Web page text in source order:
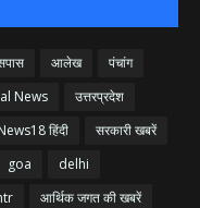
आलेख
पंचांग
News
उत्तरप्रदेश
हिंदी
सरकारी खबरें
goa
delhi
आर्थिक जगत की खबरें